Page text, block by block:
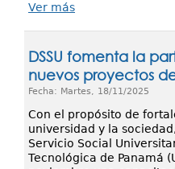
Ver más
DSSU fomenta la
nuevos proyectos
Fecha: Martes, 18/11/2025
Con el propósito de
universidad y la
Servicio Social
Tecnológica de Panamá